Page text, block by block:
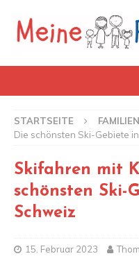
STARTSEITE
Die schönsten Ski-Gebiete
Skifahren mit
schönsten Ski-
Schweiz
15. Februar 2023